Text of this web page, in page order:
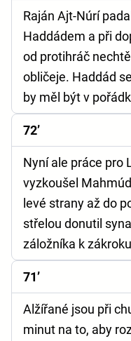
Raján Ajt-Núrí
Haddádem a při
od protihráč
obličeje. Haddád
by měl být v
72’
Nyní ale práce pro
vyzkoušel
levé strany až do
střelou donutil
záložníka k
71’
Alžířané jsou při
minut na to, aby